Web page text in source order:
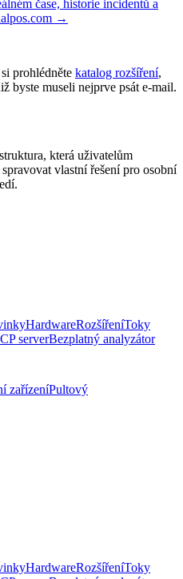
čase, historie incidentů a
→
prohlédněte katalog rozšíření,
byste museli nejprve psát e-mail.
která uživatelům
vlastní řešení pro osobní
HardwareRozšířeníToky
serverBezplatný analyzátor
zařízeníPultový
HardwareRozšířeníToky